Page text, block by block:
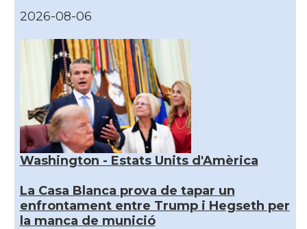
2026-08-06
Washington - Estats Units d'Amèrica
La Casa Blanca prova de tapar un
enfrontament entre Trump i Hegseth per
la manca de munició